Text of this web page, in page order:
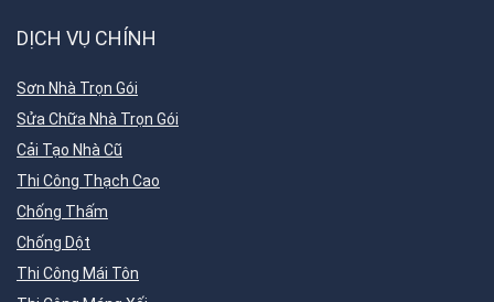
DỊCH VỤ CHÍNH
Sơn Nhà Trọn Gói
Sửa Chữa Nhà Trọn Gói
Cải Tạo Nhà Cũ
Thi Công Thạch Cao
Chống Thấm
Chống Dột
Thi Công Mái Tôn